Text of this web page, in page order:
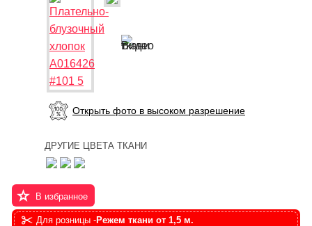
Открыть фото в высоком разрешение
ДРУГИЕ ЦВЕТА ТКАНИ
В избранное
Для розницы -Режем ткани от 1,5 м.